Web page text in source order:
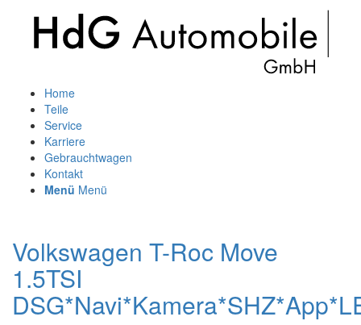
Home
Teile
Service
Karriere
Gebrauchtwagen
Kontakt
Menü Menü
Volkswagen T-Roc Move
1.5TSI